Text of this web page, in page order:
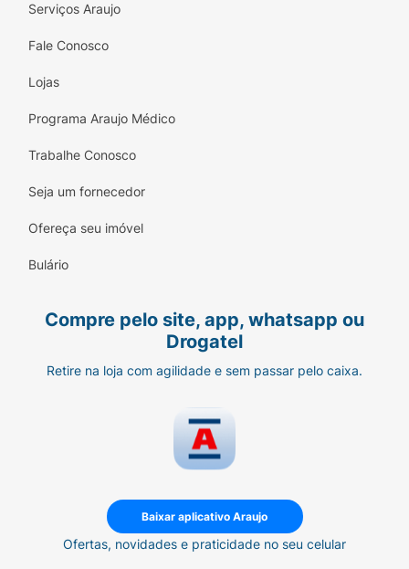
Serviços Araujo
Fale Conosco
Lojas
Programa Araujo Médico
Trabalhe Conosco
Seja um fornecedor
Ofereça seu imóvel
Bulário
Compre pelo site, app, whatsapp ou
Drogatel
Retire na loja com agilidade e sem passar pelo caixa.
Baixar aplicativo Araujo
Ofertas, novidades e praticidade no seu celular